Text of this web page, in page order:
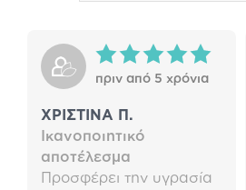
πριν από 5 χρόνια
ΧΡΙΣΤΙΝΑ Π.
Ικανοποιητικό
αποτέλεσμα
Προσφέρει την υγρασία